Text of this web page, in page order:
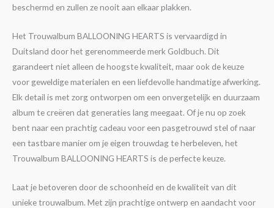
beschermd en zullen ze nooit aan elkaar plakken.
Het Trouwalbum BALLOONING HEARTS is vervaardigd in
Duitsland door het gerenommeerde merk Goldbuch. Dit
garandeert niet alleen de hoogste kwaliteit, maar ook de keuze
voor geweldige materialen en een liefdevolle handmatige afwerking.
Elk detail is met zorg ontworpen om een onvergetelijk en duurzaam
album te creëren dat generaties lang meegaat. Of je nu op zoek
bent naar een prachtig cadeau voor een pasgetrouwd stel of naar
een tastbare manier om je eigen trouwdag te herbeleven, het
Trouwalbum BALLOONING HEARTS is de perfecte keuze.
Laat je betoveren door de schoonheid en de kwaliteit van dit
unieke trouwalbum. Met zijn prachtige ontwerp en aandacht voor